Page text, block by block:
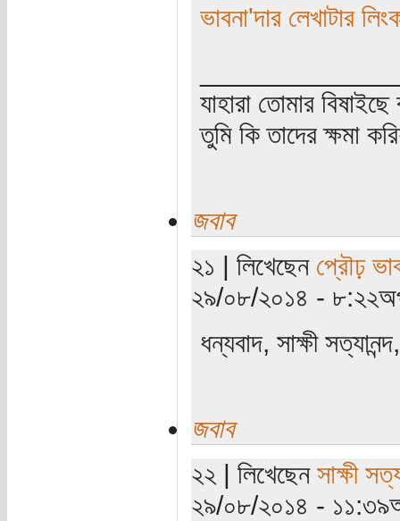
ভাবনা'দার লেখাটার
যাহারা তোমার
তুমি কি তাদের ক্ষমা
জবাব
২১ | লিখেছেন প্রৌঢ়
২৯/০৮/২০১৪ -
ধন্যবাদ, সাক্ষী
জবাব
২২ | লিখেছেন সাক্ষী
২৯/০৮/২০১৪ -